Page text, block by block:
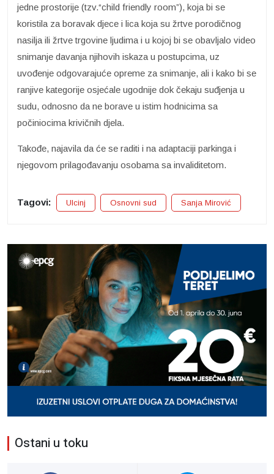
jedne prostorije (tzv.“child friendly room”), koja bi se
koristila za boravak djece i lica koja su žrtve porodičnog
nasilja ili žrtve trgovine ljudima i u kojoj bi se obavljalo video
snimanje davanja njihovih iskaza u postupcima, uz
uvođenje odgovarajuće opreme za snimanje, ali i kako bi se
ranjive kategorije osjećale ugodnije dok čekaju suđjenja u
sudu, odnosno da ne borave u istim hodnicima sa
počiniocima krivičnih djela.
Takođe, najavila da će se raditi i na adaptaciji parkinga i
njegovom prilagođavanju osobama sa invaliditetom.
Tagovi: Ulcinj Osnovni sud Sanja Mirović
Ostani u toku